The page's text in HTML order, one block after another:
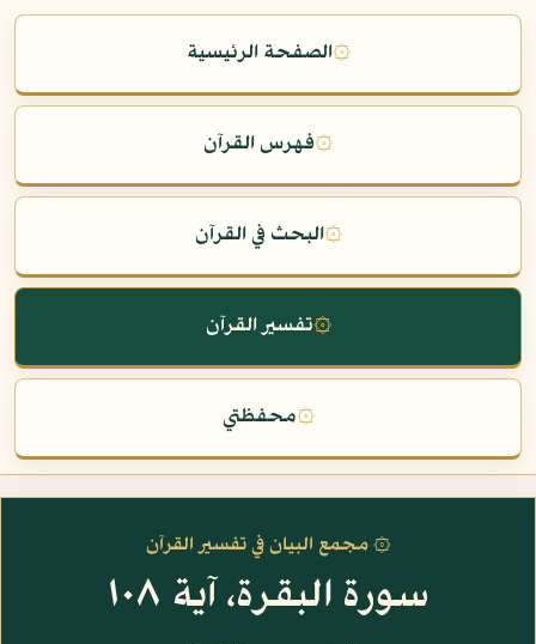
۞الصفحة الرئيسية
۞فهرس القرآن
۞البحث في القرآن
۞تفسير القرآن
۞محفظتي
۞ مجمع البيان في تفسير القرآن
سورة البقرة، آية ١٠٨